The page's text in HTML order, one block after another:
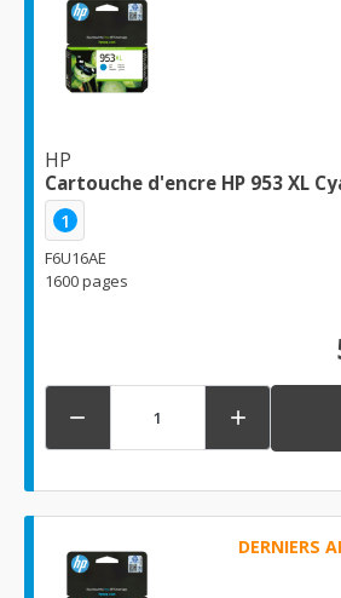
HP
Cartouche d'encre HP 953 XL
1
F6U16AE
1600 pages
 
DERNIERS